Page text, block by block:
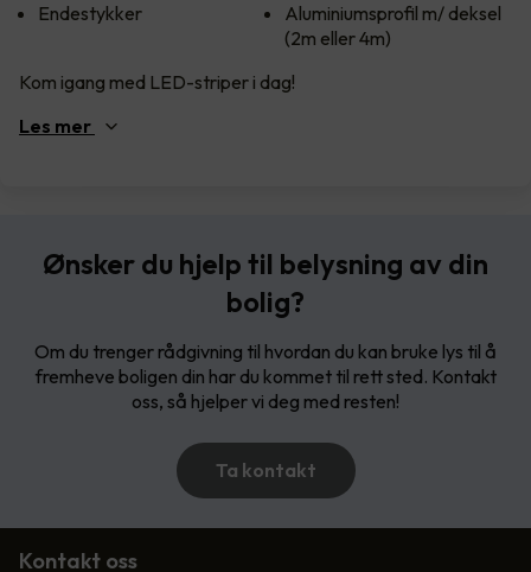
Endestykker
Aluminiumsprofil m/ deksel
(2m eller 4m)
Kom igang med LED-striper i dag!
Les mer
Ønsker du hjelp til belysning av din
bolig?
Om du trenger rådgivning til hvordan du kan bruke lys til å
fremheve boligen din har du kommet til rett sted. Kontakt
oss, så hjelper vi deg med resten!
Ta kontakt
Kontakt oss